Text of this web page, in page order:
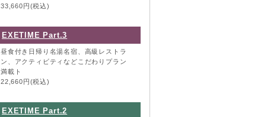
33,660円(税込)
EXETIME Part.3
昼食付き日帰り名湯名宿、高級レストラ
ン、アクティビティなどこだわりプラン
満載ト
22,660円(税込)
EXETIME Part.2